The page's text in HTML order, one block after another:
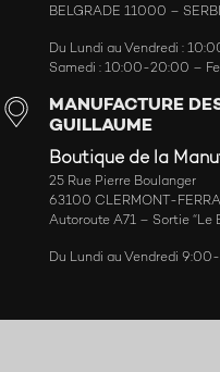
BELGRADE 11000 –
Du Lundi au Vendredi :
Samedi : 10:00-20:00 –
MANUFACTURE
GUILLAUME
Boutique de la
25 Rue Pierre Boulanger
63100 CLERMONT-
Autoroute A71 – Sortie “Le
Du Lundi au Vendredi